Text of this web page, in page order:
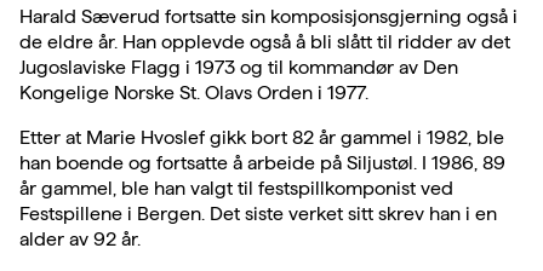
Harald Sæverud fortsatte sin komposisjonsgjerning også i
de eldre år. Han opplevde også å bli slått til ridder av det
Jugoslaviske Flagg i 1973 og til kommandør av Den
Kongelige Norske St. Olavs Orden i 1977.
Etter at Marie Hvoslef gikk bort 82 år gammel i 1982, ble
han boende og fortsatte å arbeide på Siljustøl. I 1986, 89
år gammel, ble han valgt til festspillkomponist ved
Festspillene i Bergen. Det siste verket sitt skrev han i en
alder av 92 år.